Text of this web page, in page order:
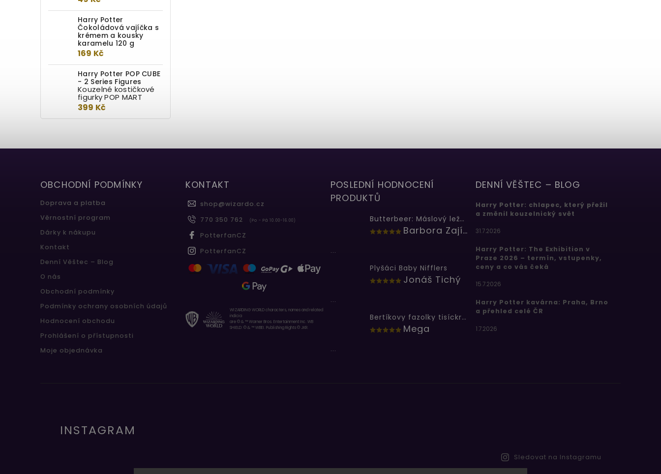
Harry Potter
Čokoládová vajíčka s
krémem a kousky
karamelu 120 g
169 Kč
Harry Potter POP CUBE
- 2 Series Figures
Kouzelné kostičkové
figurky POP MART
399 Kč
OBCHODNÍ PODMÍNKY
Doprava a platba
Věrnostní program
Dárky k nákupu
Kontakt
Denní Věštec – Blog
O nás
Obchodní podmínky
Podmínky ochrany osobních údajů
Hodnocení obchodu
Prohlášení o přístupnosti
Moje objednávka
KONTAKT
shop@wizardo.cz
770 350 762
(Po - Pá 10.00-16.00)
PotterfanCZ
PotterfanCZ
WIZARDING WORLD characters, names and related
indicia
are © & ™ Warner Bros. Entertainment Inc. WB
SHIELD: © & ™ WBEI. Publishing Rights © JKR.
POSLEDNÍ HODNOCENÍ
PRODUKTŮ
Butterbeer: Máslový ležák
Barbora Zajícová
...
Plyšáci Baby Nifflers
Jonáš Tichý
...
Bertíkovy fazolky tisíckrát jinak
Mega
...
DENNÍ VĚŠTEC – BLOG
Harry Potter: chlapec, který přežil
a změnil kouzelnický svět
31.7.2026
Harry Potter: The Exhibition v
Praze 2026 – termín, vstupenky,
ceny a co vás čeká
15.7.2026
Harry Potter kavárna: Praha, Brno
a přehled celé ČR
1.7.2026
INSTAGRAM
Sledovat na Instagramu